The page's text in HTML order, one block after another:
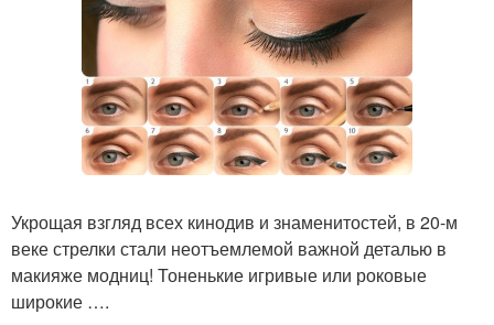
Укрощая взгляд всех кинодив и знаменитостей, в 20-м
веке стрелки стали неотъемлемой важной деталью в
макияже модниц! Тоненькие игривые или роковые
широкие ….